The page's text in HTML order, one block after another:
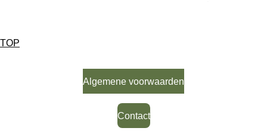
TOP
Algemene voorwaarden
Contact